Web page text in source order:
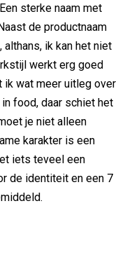
sterke naam met
de productnaam
ik kan het niet
werkt erg goed
ik wat meer uitleg over
food, daar schiet het
je niet alleen
karakter is een
iets teveel een
de identiteit en een 7